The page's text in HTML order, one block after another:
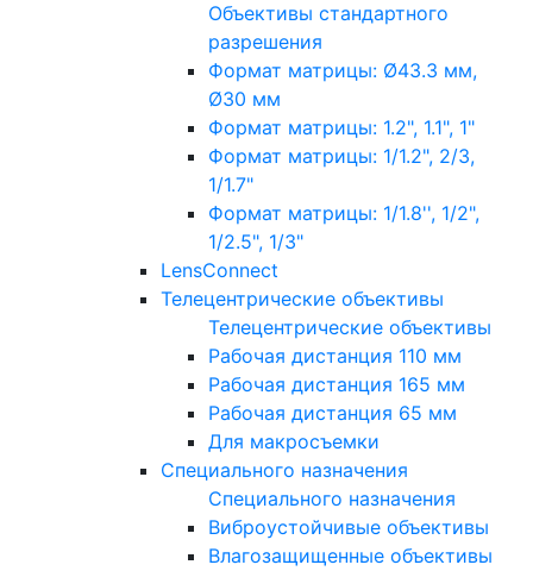
Объективы стандартного
разрешения
Формат матрицы: Ø43.3 мм,
Ø30 мм
Формат матрицы: 1.2", 1.1", 1"
Формат матрицы: 1/1.2", 2/3,
1/1.7"
Формат матрицы: 1/1.8'', 1/2",
1/2.5", 1/3"
LensConnect
Телецентрические объективы
Телецентрические объективы
Рабочая дистанция 110 мм
Рабочая дистанция 165 мм
Рабочая дистанция 65 мм
Для макросъемки
Специального назначения
Специального назначения
Виброустойчивые объективы
Влагозащищенные объективы